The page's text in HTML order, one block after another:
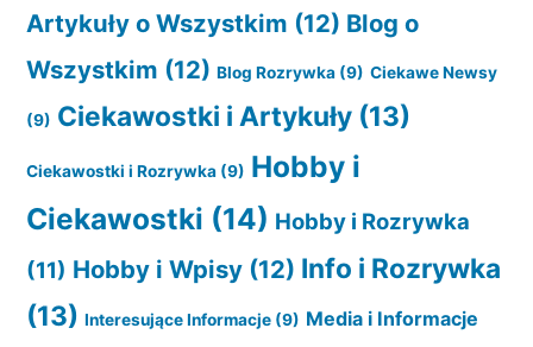
Artykuły o Wszystkim (12) Blog o
Wszystkim (12) Blog Rozrywka (9) Ciekawe Newsy
(9) Ciekawostki i Artykuły (13)
Ciekawostki i Rozrywka (9) Hobby i
Ciekawostki (14) Hobby i Rozrywka
(11) Hobby i Wpisy (12) Info i Rozrywka
(13) Interesujące Informacje (9) Media i Informacje